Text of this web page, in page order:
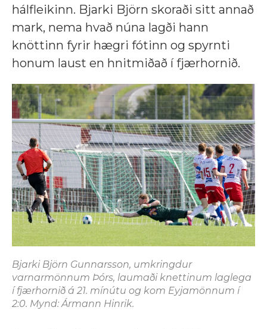
hálfleikinn. Bjarki Björn skoraði sitt annað
mark, nema hvað núna lagði hann
knöttinn fyrir hægri fótinn og spyrnti
honum laust en hnitmiðað í fjærhornið.
Bjarki Björn Gunnarsson, umkringdur
varnarmönnum Þórs, laumaði knettinum laglega
í fjærhornið á 21. mínútu og kom Eyjamönnum í
2:0. Mynd: Ármann Hinrik.